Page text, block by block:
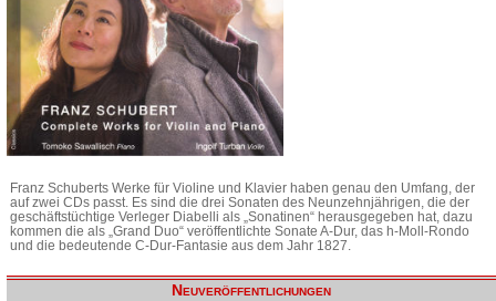
Franz Schuberts Werke für Violine und Klavier haben genau den Umfang, der
auf zwei CDs passt. Es sind die drei Sonaten des Neunzehnjährigen, die der
geschäftstüchtige Verleger Diabelli als „Sonatinen“ herausgegeben hat, dazu
kommen die als „Grand Duo“ veröffentlichte Sonate A-Dur, das h-Moll-Rondo
und die bedeutende C-Dur-Fantasie aus dem Jahr 1827.
Neuveröffentlichungen